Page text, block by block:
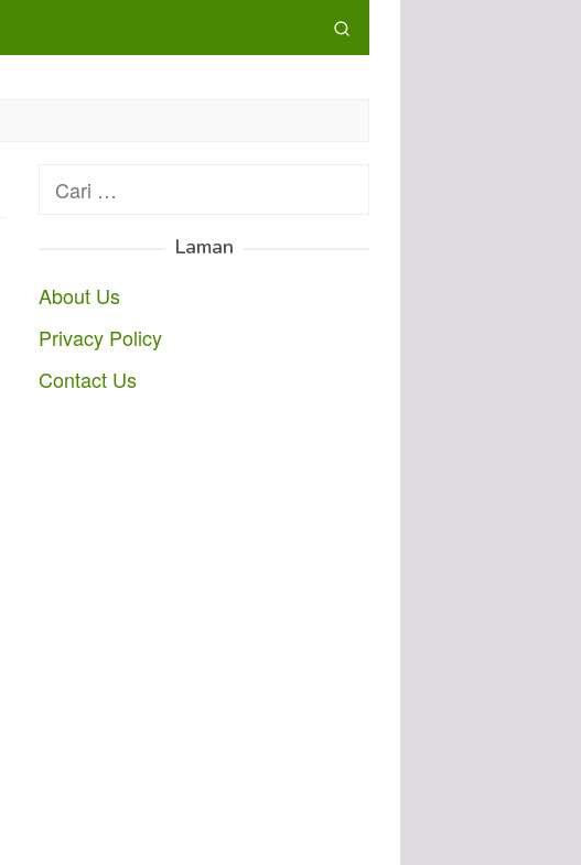
Cari
Laman
About Us
Privacy Policy
Contact Us